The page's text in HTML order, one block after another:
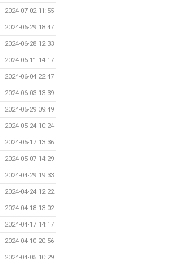
2024-07-02 11:55
2024-06-29 18:47
2024-06-28 12:33
2024-06-11 14:17
2024-06-04 22:47
2024-06-03 13:39
2024-05-29 09:49
2024-05-24 10:24
2024-05-17 13:36
2024-05-07 14:29
2024-04-29 19:33
2024-04-24 12:22
2024-04-18 13:02
2024-04-17 14:17
2024-04-10 20:56
2024-04-05 10:29